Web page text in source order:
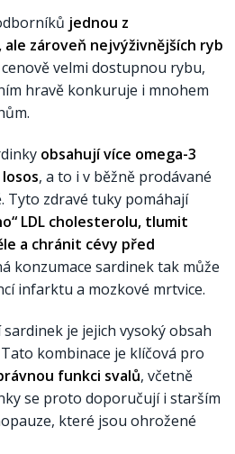
jednou z
zároveň nejvýživnějších ryb
velmi dostupnou rybu,
hravě konkuruje i mnohem
obsahují více omega-3
, a to i v běžně prodávané
Tyto zdravé tuky pomáhají
LDL cholesterolu, tlumit
a chránit cévy před
konzumace sardinek tak může
infarktu a mozkové mrtvice.
je jejich vysoký obsah
kombinace je klíčová pro
funkci svalů, včetně
se proto doporučují i starším
které jsou ohrožené